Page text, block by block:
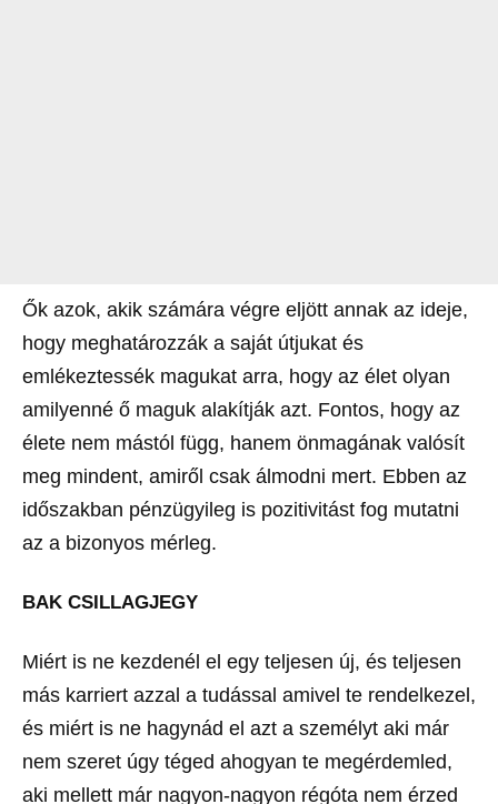
Ők azok, akik számára végre eljött annak az ideje,
hogy meghatározzák a saját útjukat és
emlékeztessék magukat arra, hogy az élet olyan
amilyenné ő maguk alakítják azt. Fontos, hogy az
élete nem mástól függ, hanem önmagának valósít
meg mindent, amiről csak álmodni mert. Ebben az
időszakban pénzügyileg is pozitivitást fog mutatni
az a bizonyos mérleg.
BAK CSILLAGJEGY
Miért is ne kezdenél el egy teljesen új, és teljesen
más karriert azzal a tudással amivel te rendelkezel,
és miért is ne hagynád el azt a személyt aki már
nem szeret úgy téged ahogyan te megérdemled,
aki mellett már nagyon-nagyon régóta nem érzed